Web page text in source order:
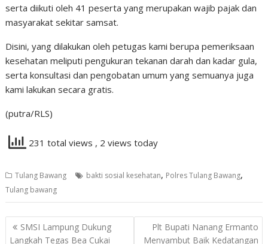
serta diikuti oleh 41 peserta yang merupakan wajib pajak dan
masyarakat sekitar samsat.
Disini, yang dilakukan oleh petugas kami berupa pemeriksaan
kesehatan meliputi pengukuran tekanan darah dan kadar gula,
serta konsultasi dan pengobatan umum yang semuanya juga
kami lakukan secara gratis.
(putra/RLS)
231 total views , 2 views today
Tulang Bawang bakti sosial kesehatan, Polres Tulang Bawang,
Tulang bawang
Navigasi
pos
SMSI Lampung Dukung
Langkah Tegas Bea Cukai
Plt Bupati Nanang Ermanto
Menyambut Baik Kedatangan